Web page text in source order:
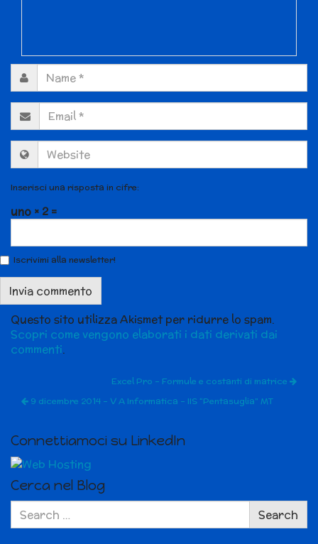
Inserisci una risposta in cifre:
uno × 2 =
Iscrivimi alla newsletter!
Questo sito utilizza Akismet per ridurre lo spam.
Scopri come vengono elaborati i dati derivati dai
commenti.
Excel Pro – Formule e costanti di matrice
9 dicembre 2014 – V A Informatica – IIS “Pentasuglia” MT
Connettiamoci su LinkedIn
Cerca nel Blog
Search
for:
Search